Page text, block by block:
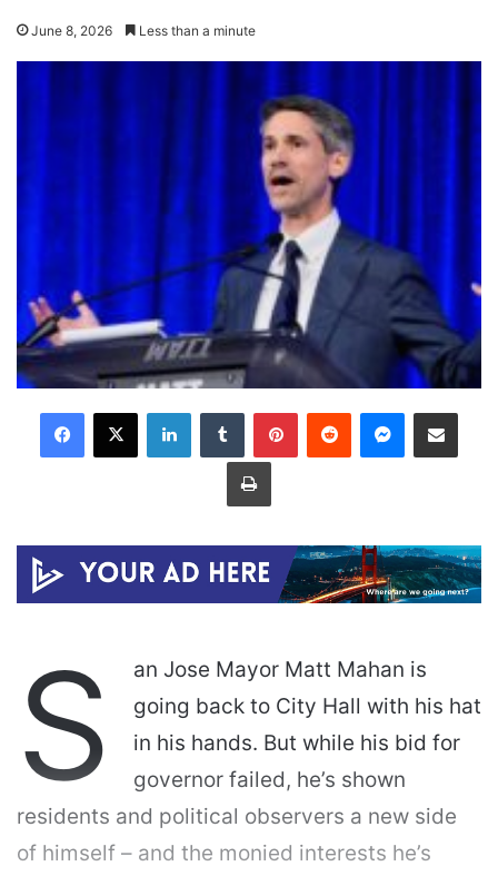
June 8, 2026 Less than a minute
LinkedInTumblr PinterestReddit Messenger
Share via Email
Print
S
an Jose Mayor Matt Mahan is
going back to City Hall with his hat
in his hands. But while his bid for
governor failed, he’s shown
residents and political observers a new side
of himself – and the monied interests he’s